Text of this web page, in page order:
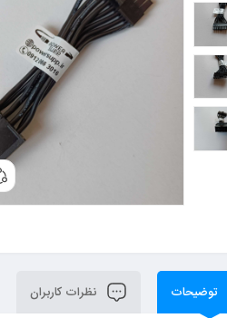
توضیحات نظرات کاربران